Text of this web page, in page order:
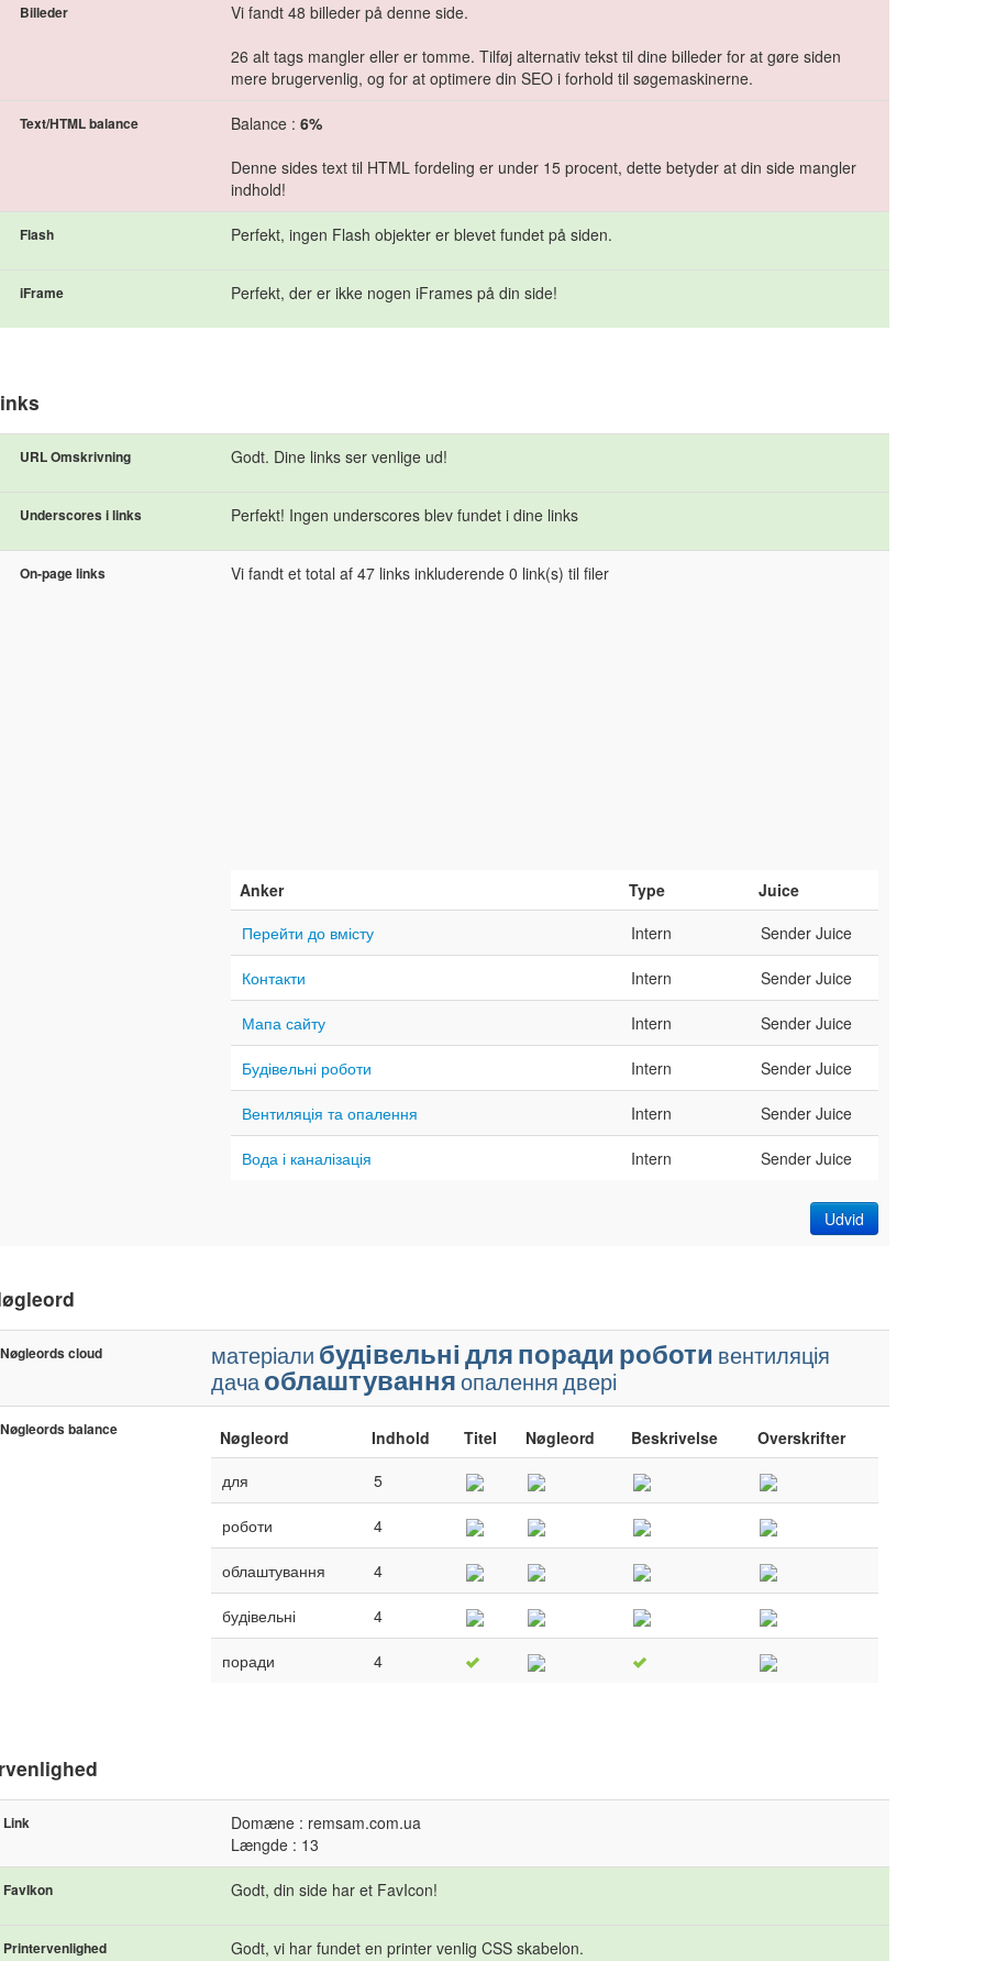
Billeder
Vi fandt 48 billeder på denne side.
26 alt tags mangler eller er tomme. Tilføj alternativ tekst til dine billeder for at gøre siden
mere brugervenlig, og for at optimere din SEO i forhold til søgemaskinerne.
Text/HTML balance Balance : 6%
Denne sides text til HTML fordeling er under 15 procent, dette betyder at din side mangler
indhold!
Flash Perfekt, ingen Flash objekter er blevet fundet på siden.
iFrame Perfekt, der er ikke nogen iFrames på din side!
URL Omskrivning Godt. Dine links ser venlige ud!
Underscores i links Perfekt! Ingen underscores blev fundet i dine links
On-page links Vi fandt et total af 47 links inkluderende 0 link(s) til filer
Anker Type
Juice
Перейти до вмісту
Intern Sender Juice
Контакти Intern Sender Juice
Мапа сайту Intern Sender Juice
Будівельні роботи Intern Sender Juice
Вентиляція та опалення Intern Sender Juice
Вода і каналізація Intern Sender Juice
Udvid
Nøgleords cloud матеріали будівельнідляпоради роботи вентиляція
дачаоблаштуванняопаленнядвері
Nøgleords balance Nøgleord Indhold Titel Nøgleord Beskrivelse
Overskrifter
для
5
роботи 4
облаштування 4
будівельні 4
поради 4
Link
Domæne : remsam.com.ua
Længde : 13
FavIkon Godt, din side har et FavIcon!
Printervenlighed Godt, vi har fundet en printer venlig CSS skabelon.